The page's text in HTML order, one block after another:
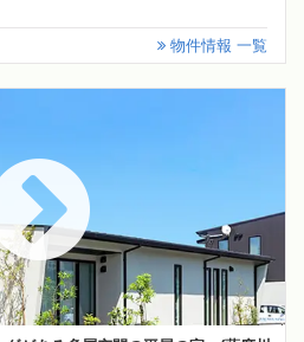
物件情報 一覧